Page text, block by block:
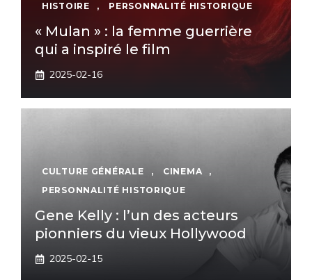
HISTOIRE
, PERSONNALITÉ HISTORIQUE
« Mulan » : la femme guerrière
qui a inspiré le film
2025-02-16
CULTURE GÉNÉRALE , CINEMA
,
PERSONNALITÉ HISTORIQUE
Gene Kelly : l’un des acteurs
pionniers du vieux Hollywood
2025-02-15